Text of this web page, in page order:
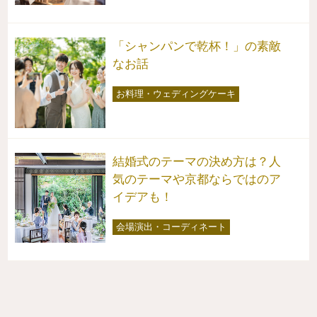
「シャンパンで乾杯！」の素敵
なお話
お料理・ウェディングケーキ
結婚式のテーマの決め方は？人
気のテーマや京都ならではのア
イデアも！
会場演出・コーディネート